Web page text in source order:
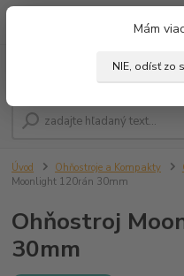
Mám
NIE, odísť zo
Úvod Ohňostroje a Kompakty
Moonlight 120rán 30mm
Ohňostroj
30mm